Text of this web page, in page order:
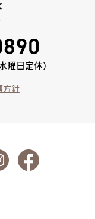
日定休）
方針